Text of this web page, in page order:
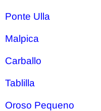
Ponte Ulla
Malpica
Carballo
Tablilla
Oroso Pequeno